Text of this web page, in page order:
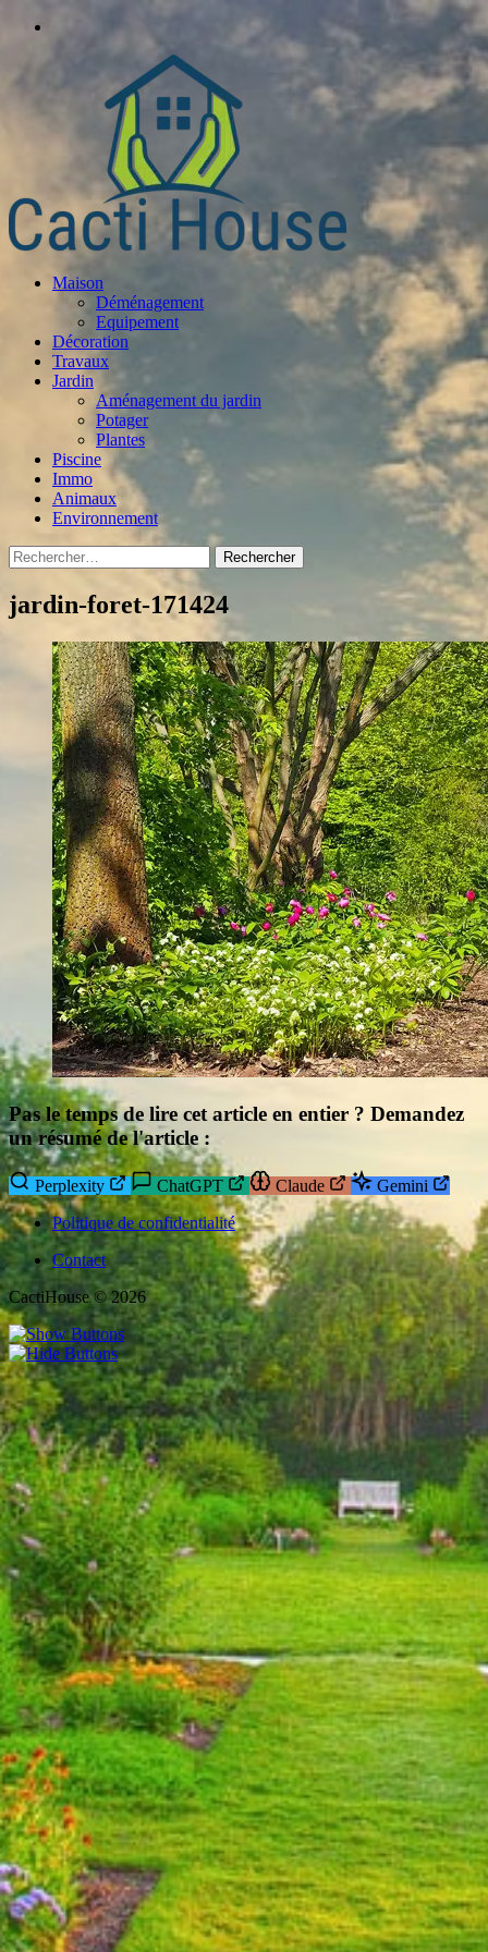
Maison
Déménagement
Equipement
Décoration
Travaux
Jardin
Aménagement du jardin
Potager
Plantes
Piscine
Immo
Animaux
Environnement
Rechercher :
jardin-foret-171424
Pas le temps de lire cet article en entier ? Demandez
un résumé de l'article :
Perplexity ChatGPT Claude
Gemini
Politique de confidentialité
Contact
CactiHouse © 2026